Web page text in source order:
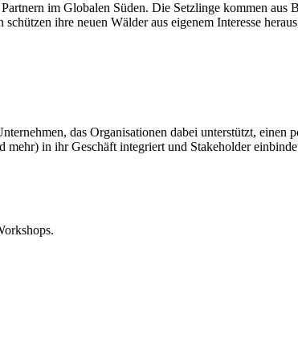
im Globalen Süden. Die Setzlinge kommen aus
ihre neuen Wälder aus eigenem Interesse
das Organisationen dabei unterstützt, einen
in ihr Geschäft integriert und Stakeholder